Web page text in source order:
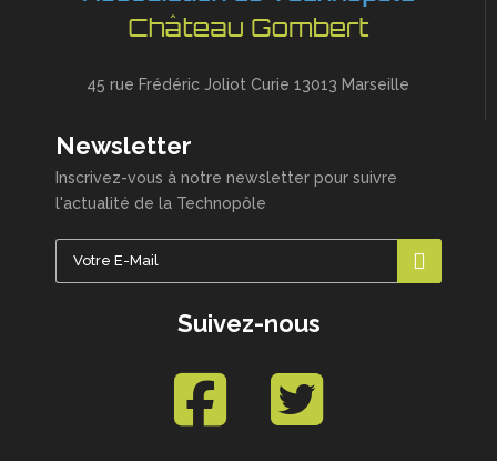
45 rue Frédéric Joliot Curie 13013 Marseille
Newsletter
Inscrivez-vous à notre newsletter pour suivre
l'actualité de la Technopôle
Suivez-nous